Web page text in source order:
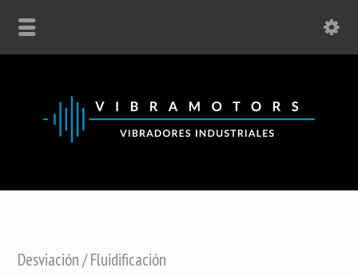
Desviación / Fluidificación